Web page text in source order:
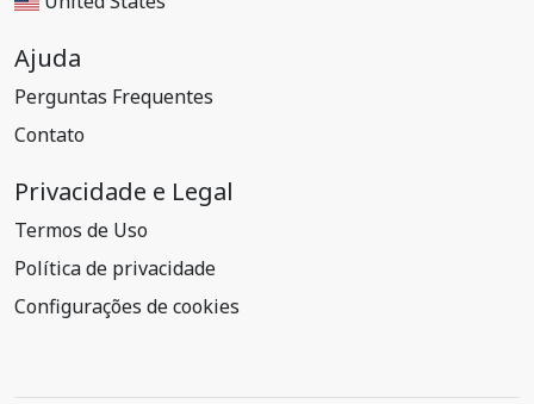
Ajuda
Perguntas Frequentes
Contato
Privacidade e Legal
Termos de Uso
Política de privacidade
Configurações de cookies